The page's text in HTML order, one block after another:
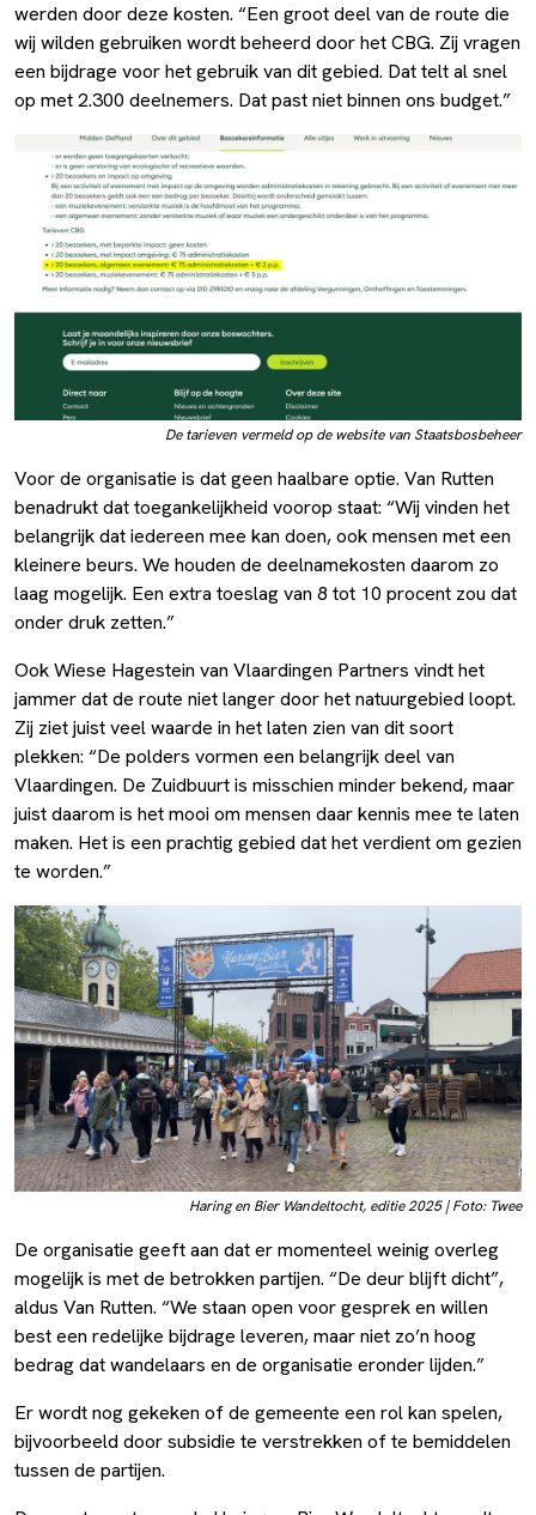
werden door deze kosten. “Een groot deel van de route die
wij wilden gebruiken wordt beheerd door het CBG. Zij vragen
een bijdrage voor het gebruik van dit gebied. Dat telt al snel
op met 2.300 deelnemers. Dat past niet binnen ons budget.”
De tarieven vermeld op de website van Staatsbosbeheer
Voor de organisatie is dat geen haalbare optie. Van Rutten
benadrukt dat toegankelijkheid voorop staat: “Wij vinden het
belangrijk dat iedereen mee kan doen, ook mensen met een
kleinere beurs. We houden de deelnamekosten daarom zo
laag mogelijk. Een extra toeslag van 8 tot 10 procent zou dat
onder druk zetten.”
Ook Wiese Hagestein van Vlaardingen Partners vindt het
jammer dat de route niet langer door het natuurgebied loopt.
Zij ziet juist veel waarde in het laten zien van dit soort
plekken: “De polders vormen een belangrijk deel van
Vlaardingen. De Zuidbuurt is misschien minder bekend, maar
juist daarom is het mooi om mensen daar kennis mee te laten
maken. Het is een prachtig gebied dat het verdient om gezien
te worden.”
Haring en Bier Wandeltocht, editie 2025 | Foto: Twee
De organisatie geeft aan dat er momenteel weinig overleg
mogelijk is met de betrokken partijen. “De deur blijft dicht”,
aldus Van Rutten. “We staan open voor gesprek en willen
best een redelijke bijdrage leveren, maar niet zo’n hoog
bedrag dat wandelaars en de organisatie eronder lijden.”
Er wordt nog gekeken of de gemeente een rol kan spelen,
bijvoorbeeld door subsidie te verstrekken of te bemiddelen
tussen de partijen.